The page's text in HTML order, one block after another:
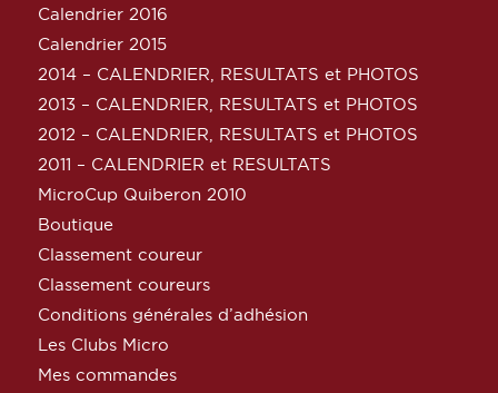
Calendrier 2016
Calendrier 2015
2014 – CALENDRIER, RESULTATS et PHOTOS
2013 – CALENDRIER, RESULTATS et PHOTOS
2012 – CALENDRIER, RESULTATS et PHOTOS
2011 – CALENDRIER et RESULTATS
MicroCup Quiberon 2010
Boutique
Classement coureur
Classement coureurs
Conditions générales d’adhésion
Les Clubs Micro
Mes commandes